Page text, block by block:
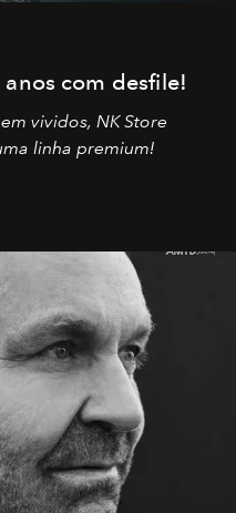
com desfile!
vividos, NK Store
linha premium!